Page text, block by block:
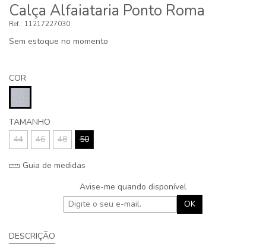
Calça Alfaiataria Ponto Roma
11217227030
Sem estoque no momento
COR
TAMANHO
44
46 48 50
Guia de medidas
Avise-me quando disponível
OK
DESCRIÇÃO